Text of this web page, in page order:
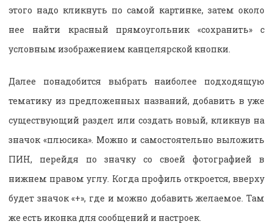
этого надо кликнуть по самой картинке, затем около
нее найти красный прямоугольник «сохранить» с
условным изображением канцелярской кнопки.
Далее понадобится выбрать наиболее подходящую
тематику из предложенных названий, добавить в уже
существующий раздел или создать новый, кликнув на
значок «плюсика». Можно и самостоятельно выложить
ПИН, перейдя по значку со своей фотографией в
нижнем правом углу. Когда профиль откроется, вверху
будет значок «+», где и можно добавить желаемое. Там
же есть иконка для сообщений и настроек.